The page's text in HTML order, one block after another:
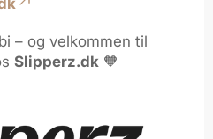
– og velkommen til
Slipperz.dk 🧡